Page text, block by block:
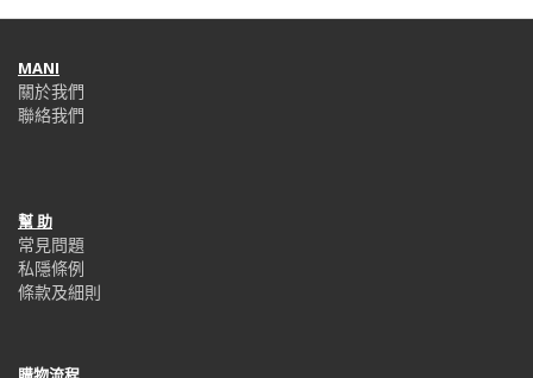
MANI
關於我們
聯絡我們
幫 助
常見問題
私隱條例
條款及細則